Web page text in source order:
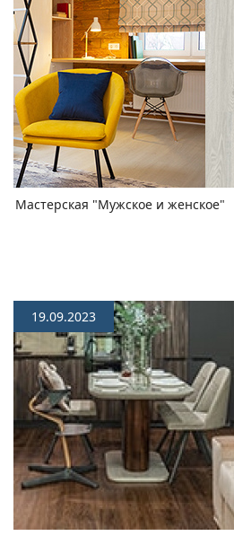
Мастерская "Мужское и женское"
19.09.2023